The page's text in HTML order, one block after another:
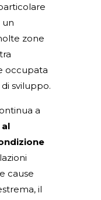
un
zone
occupata
sviluppo.
a
cause
il